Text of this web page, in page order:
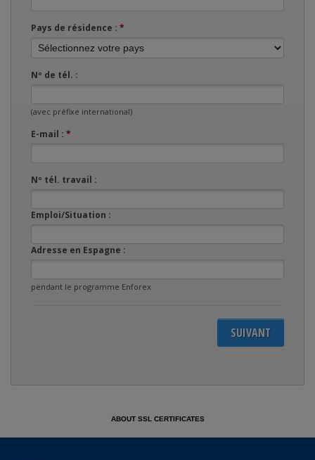
Pays de résidence : *
Nº de tél. :
(avec préfixe international)
E-mail : *
Nº tél. travail :
Emploi/Situation :
Adresse en Espagne :
pendant le programme Enforex
ABOUT SSL CERTIFICATES